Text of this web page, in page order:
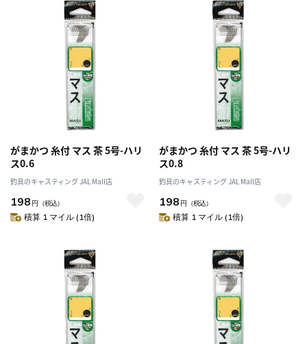
がまかつ 糸付 マス 茶 5号-ハリ
ス0.6
釣具のキャスティング JAL Mall店
198 円 （税込）
積算 1 マイル (1倍)
がまかつ 糸付 マス 茶 5号-ハリ
ス0.8
釣具のキャスティング JAL Mall店
198 円 （税込）
積算 1 マイル (1倍)